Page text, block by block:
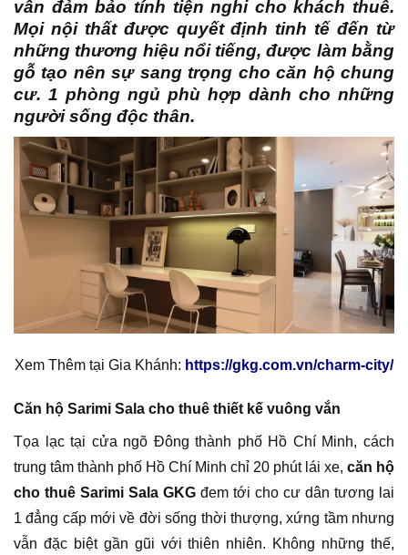
vẫn đảm bảo tính tiện nghi cho khách thuê.
Mọi nội thất được quyết định tinh tế đến từ
những thương hiệu nổi tiếng, được làm bằng
gỗ tạo nên sự sang trọng cho căn hộ chung
cư. 1 phòng ngủ phù hợp dành cho những
người sống độc thân.
Xem Thêm tại Gia Khánh: https://gkg.com.vn/charm-city/
Căn hộ Sarimi Sala cho thuê thiết kế vuông vắn
Tọa lạc tại cửa ngõ Đông thành phố Hồ Chí Minh, cách
trung tâm thành phố Hồ Chí Minh chỉ 20 phút lái xe, căn hộ
cho thuê Sarimi Sala GKG đem tới cho cư dân tương lai
1 đẳng cấp mới về đời sống thời thượng, xứng tầm nhưng
vẫn đặc biệt gần gũi với thiên nhiên. Không những thế,